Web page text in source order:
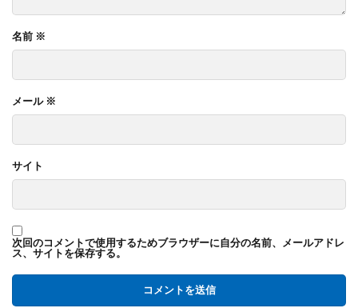
名前 ※
メール ※
サイト
次回のコメントで使用するためブラウザーに自分の名前、メールアドレ
ス、サイトを保存する。